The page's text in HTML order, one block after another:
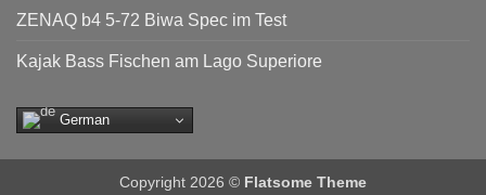
ZENAQ b4 5-72 Biwa Spec im Test
Kajak Bass Fischen am Lago Superiore
German
Copyright 2026 © Flatsome Theme